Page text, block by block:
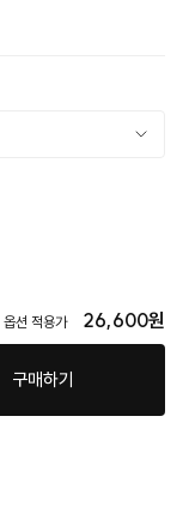
옵션 적용가 26,600원
구매하기